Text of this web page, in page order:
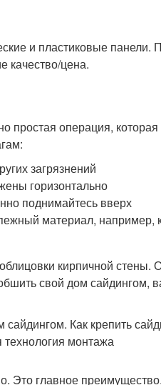
и пластиковые панели.
качество/цена.
простая операция,
загрязнений
горизонтально
поднимайтесь вверх
материал, например,
кирпичной стены.
свой дом сайдингом,
главное преимущество,